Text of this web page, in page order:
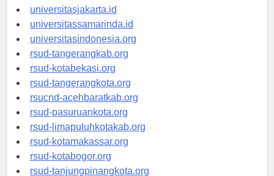
universitassalor.id
universitasjakarta.id
universitassamarinda.id
universitasindonesia.org
rsud-tangerangkab.org
rsud-kotabekasi.org
rsud-tangerangkota.org
rsucnd-acehbaratkab.org
rsud-pasuruankota.org
rsud-limapuluhkotakab.org
rsud-kotamakassar.org
rsud-kotabogor.org